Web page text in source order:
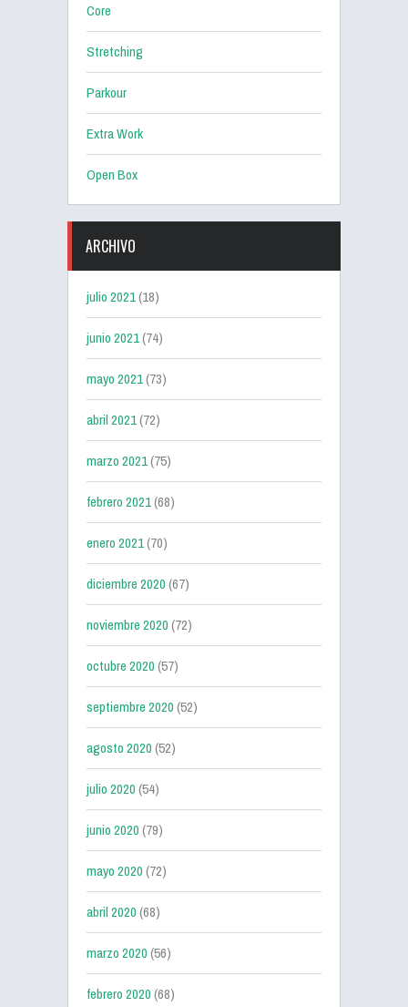
Core
Stretching
Parkour
Extra Work
Open Box
ARCHIVO
julio 2021(18)
junio 2021(74)
mayo 2021(73)
abril 2021(72)
marzo 2021(75)
febrero 2021(68)
enero 2021(70)
diciembre 2020(67)
noviembre 2020(72)
octubre 2020(57)
septiembre 2020(52)
agosto 2020(52)
julio 2020(54)
junio 2020(79)
mayo 2020(72)
abril 2020(68)
marzo 2020(56)
febrero 2020(68)